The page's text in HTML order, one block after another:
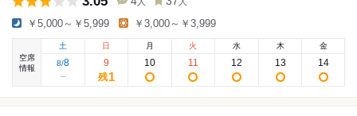
￥5,000～￥5,999 ￥3,000～￥3,999
空席
情報
土
8/8
日
9
残1
月
10
火
11
水
12
木
13
金
14